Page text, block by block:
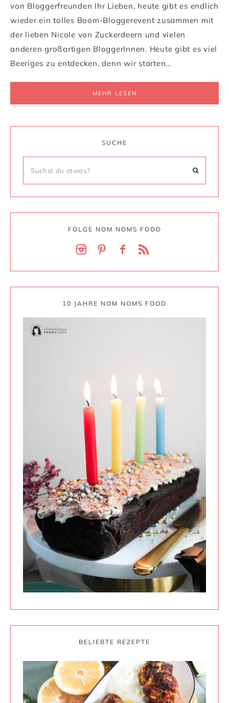
von Bloggerfreunden Ihr Lieben, heute gibt es endlich
wieder ein tolles Boom-Bloggerevent zusammen mit
der lieben Nicole von Zuckerdeern und vielen
anderen großartigen BloggerInnen. Heute gibt es viel
Beeriges zu entdecken, denn wir starten…
MEHR LESEN
SUCHE
FOLGE NOM NOMS FOOD
10 JAHRE NOM NOMS FOOD
BELIEBTE REZEPTE